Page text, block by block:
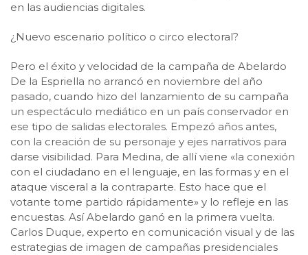
en las audiencias digitales.
¿Nuevo escenario político o circo electoral?
Pero el éxito y velocidad de la campaña de Abelardo
De la Espriella no arrancó en noviembre del año
pasado, cuando hizo del lanzamiento de su campaña
un espectáculo mediático en un país conservador en
ese tipo de salidas electorales. Empezó años antes,
con la creación de su personaje y ejes narrativos para
darse visibilidad. Para Medina, de allí viene «la conexión
con el ciudadano en el lenguaje, en las formas y en el
ataque visceral a la contraparte. Esto hace que el
votante tome partido rápidamente» y lo refleje en las
encuestas. Así Abelardo ganó en la primera vuelta.
Carlos Duque, experto en comunicación visual y de las
estrategias de imagen de campañas presidenciales